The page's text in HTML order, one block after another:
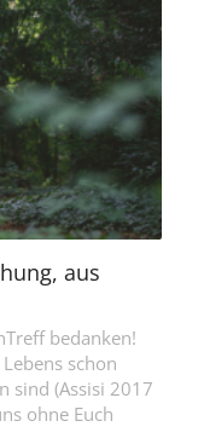
aus
bedanken!
schon
sind (Assisi 2017
ohne Euch